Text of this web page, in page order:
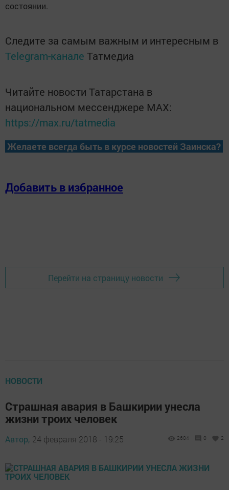
состоянии.
Следите за самым важным и интересным в
Telegram-канале Татмедиа
Читайте новости Татарстана в
национальном мессенджере MАХ:
https://max.ru/tatmedia
Желаете всегда быть в курсе новостей Заинска?
Добавить в избранное
Перейти на страницу новости
НОВОСТИ
Страшная авария в Башкирии унесла
жизни троих человек
Автор, 24 февраля 2018 - 19:25 2604 0 2